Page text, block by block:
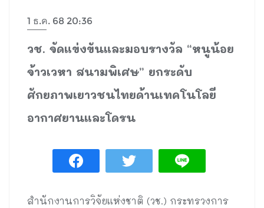
1 ธ.ค. 68 20:36
วช. จัดแข่งขันและมอบรางวัล “หนูน้อย
จ้าวเวหา สนามพิเศษ” ยกระดับ
ศักยภาพเยาวชนไทยด้านเทคโนโลยี
อากาศยานและโดรน
สำนักงานการวิจัยแห่งชาติ (วช.) กระทรวงการ